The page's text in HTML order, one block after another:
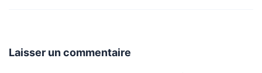
Laisser un commentaire